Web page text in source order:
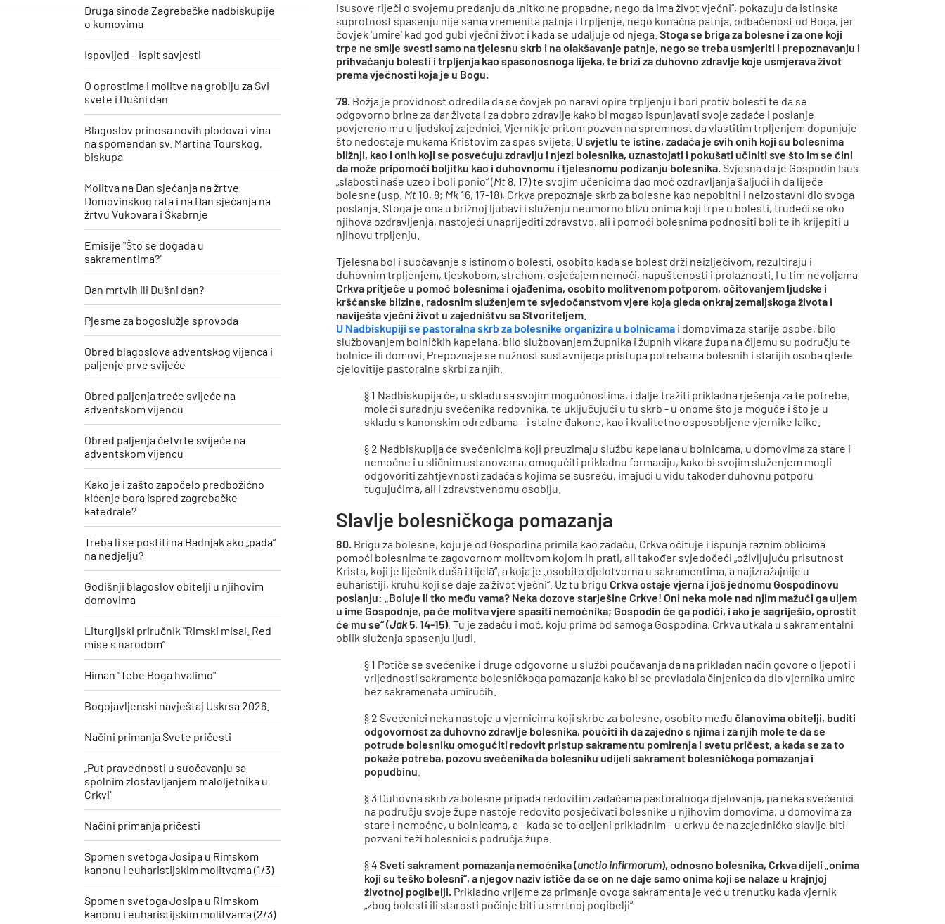
Druga sinoda Zagrebačke nadbiskupije
o kumovima
Ispovijed – ispit savjesti
O oprostima i molitve na groblju za Svi
svete i Dušni dan
Blagoslov prinosa novih plodova i vina
na spomendan sv. Martina Tourskog,
biskupa
Molitva na Dan sjećanja na žrtve
Domovinskog rata i na Dan sjećanja na
žrtvu Vukovara i Škabrnje
Emisije "Što se događa u
sakramentima?"
Dan mrtvih ili Dušni dan?
Pjesme za bogoslužje sprovoda
Obred blagoslova adventskog vijenca i
paljenje prve svijeće
Obred paljenja treće svijeće na
adventskom vijencu
Obred paljenja četvrte svijeće na
adventskom vijencu
Kako je i zašto započelo predbožićno
kićenje bora ispred zagrebačke
katedrale?
Treba li se postiti na Badnjak ako „pada“
na nedjelju?
Godišnji blagoslov obitelji u njihovim
domovima
Liturgijski priručnik "Rimski misal. Red
mise s narodom“
Himan "Tebe Boga hvalimo"
Bogojavljenski navještaj Uskrsa 2026.
Načini primanja Svete pričesti
„Put pravednosti u suočavanju sa
spolnim zlostavljanjem maloljetnika u
Crkvi“
Načini primanja pričesti
Spomen svetoga Josipa u Rimskom
kanonu i euharistijskim molitvama (1/3)
Spomen svetoga Josipa u Rimskom
kanonu i euharistijskim molitvama (2/3)
Isusove riječi o svojemu predanju da „nitko ne propadne, nego da ima život vječni“, pokazuju da istinska
suprotnost spasenju nije sama vremenita patnja i trpljenje, nego konačna patnja, odbačenost od Boga, jer
čovjek 'umire' kad god gubi vječni život i kada se udaljuje od njega.Stoga se briga za bolesne i za one koji
trpe ne smije svesti samo na tjelesnu skrb i na olakšavanje patnje, nego se treba usmjeriti i prepoznavanju i
prihvaćanju bolesti i trpljenja kao spasonosnoga lijeka, te brizi za duhovno zdravlje koje usmjerava život
prema vječnosti koja je u Bogu.
79. Božja je providnost odredila da se čovjek po naravi opire trpljenju i bori protiv bolesti te da se
odgovorno brine za dar života i za dobro zdravlje kako bi mogao ispunjavati svoje zadaće i poslanje
povjereno mu u ljudskoj zajednici. Vjernik je pritom pozvan na spremnost da vlastitim trpljenjem dopunjuje
što nedostaje mukama Kristovim za spas svijeta. U svjetlu te istine, zadaća je svih onih koji su bolesnima
bližnji, kao i onih koji se posvećuju zdravlju i njezi bolesnika, uznastojati i pokušati učiniti sve što im se čini
da može pripomoći boljitku kao i duhovnomu i tjelesnomu podizanju bolesnika.Svjesna da je Gospodin Isus
„slabosti naše uzeo i boli ponio“ (Mt 8, 17) te svojim učenicima dao moć ozdravljanja šaljući ih da liječe
bolesne (usp. Mt 10, 8; Mk 16, 17-18), Crkva prepoznaje skrb za bolesne kao nepobitni i neizostavni dio svoga
poslanja. Stoga je ona u brižnoj ljubavi i služenju neumorno blizu onima koji trpe u bolesti, trudeći se oko
njihova ozdravljenja, nastojeći unaprijediti zdravstvo, ali i pomoći bolesnima podnositi boli te ih krijepiti u
njihovu trpljenju.
Tjelesna bol i suočavanje s istinom o bolesti, osobito kada se bolest drži neizlječivom, rezultiraju i
duhovnim trpljenjem, tjeskobom, strahom, osjećajem nemoći, napuštenosti i prolaznosti. I u tim nevoljama
Crkva pritječe u pomoć bolesnima i ojađenima, osobito molitvenom potporom, očitovanjem ljudske i
kršćanske blizine, radosnim služenjem te svjedočanstvom vjere koja gleda onkraj zemaljskoga života i
naviješta vječni život u zajedništvu sa Stvoriteljem
U Nadbiskupiji se pastoralna skrb za bolesnike organizira u bolnicama i domovima za starije osobe, bilo
službovanjem bolničkih kapelana, bilo službovanjem župnika i župnih vikara župa na čijemu su području te
bolnice ili domovi. Prepoznaje se nužnost sustavnijega pristupa potrebama bolesnih i starijih osoba glede
cjelovitije pastoralne skrbi za njih.
§ 1 Nadbiskupija će, u skladu sa svojim mogućnostima, i dalje tražiti prikladna rješenja za te potrebe,
moleći suradnju svećenika redovnika, te uključujući u tu skrb - u onome što je moguće i što je u
skladu s kanonskim odredbama - i stalne đakone, kao i kvalitetno osposobljene vjernike laike.
§ 2 Nadbiskupija će svećenicima koji preuzimaju službu kapelana u bolnicama, u domovima za stare i
nemoćne i u sličnim ustanovama, omogućiti prikladnu formaciju, kako bi svojim služenjem mogli
odgovoriti zahtjevnosti zadaća s kojima se susreću, imajući u vidu također duhovnu potporu
tugujućima, ali i zdravstvenomu osoblju.
Slavlje bolesničkoga pomazanja
80. Brigu za bolesne, koju je od Gospodina primila kao zadaću, Crkva očituje i ispunja raznim oblicima
pomoći bolesnima te zagovornom molitvom kojom ih prati, ali također svjedočeći „oživljujuću prisutnost
Krista, koji je liječnik dušā i tijelā“, a koja je „osobito djelotvorna u sakramentima, a najizražajnije u
euharistiji, kruhu koji se daje za život vječni“. Uz tu brigu Crkva ostaje vjerna i još jednomu Gospodinovu
poslanju:„Boluje li tko među vama? Neka dozove starješine Crkve! Oni neka mole nad njim mažući ga uljem
u ime Gospodnje, pa će molitva vjere spasiti nemoćnika; Gospodin će ga podići, i ako je sagriješio, oprostit
će mu se“ (Jak5, 14-15) . Tu je zadaću i moć, koju prima od samoga Gospodina, Crkva utkala u sakramentalni
oblik služenja spasenju ljudi.
§ 1 Potiče se svećenike i druge odgovorne u službi poučavanja da na prikladan način govore o ljepoti i
vrijednosti sakramenta bolesničkoga pomazanja kako bi se prevladala činjenica da dio vjernika umire
bez sakramenata umirućih.
§ 2 Svećenici neka nastoje u vjernicima koji skrbe za bolesne, osobito međučlanovima obitelji, buditi
odgovornost za duhovno zdravlje bolesnika, poučiti ih da zajedno s njima i za njih mole te da se
potrude bolesniku omogućiti redovit pristup sakramentu pomirenja i svetu pričest, a kada se za to
pokaže potreba, pozovu svećenika da bolesniku udijeli sakrament bolesničkoga pomazanja i
popudbinu
§ 3 Duhovna skrb za bolesne pripada redovitim zadaćama pastoralnoga djelovanja, pa neka svećenici
na području svoje župe nastoje redovito posjećivati bolesnike u njihovim domovima, u domovima za
stare i nemoćne, u bolnicama, a - kada se to ocijeni prikladnim - u crkvu će na zajedničko slavlje biti
pozvani teži bolesnici s područja župe.
§ 4Sveti sakrament pomazanja nemoćnika (unctio infirmorum), odnosno bolesnika, Crkva dijeli„onima
koji su teško bolesni“, a njegov naziv ističe da se on ne daje samo onima koji se nalaze u krajnjoj
životnoj pogibelji. Prikladno vrijeme za primanje ovoga sakramenta je već u trenutku kada vjernik
„zbog bolesti ili starosti počinje biti u smrtnoj pogibelji“